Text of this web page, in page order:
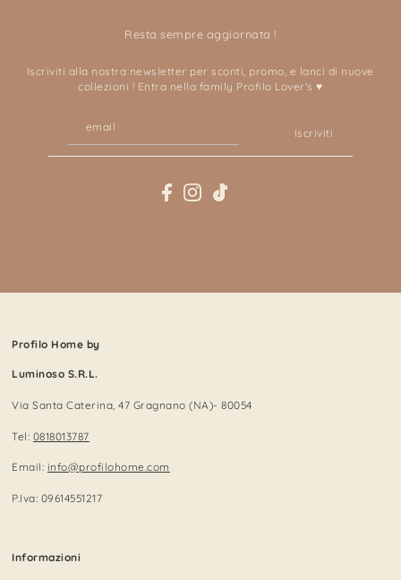
Resta sempre aggiornata !
Iscriviti alla nostra newsletter per sconti, promo, e lanci di nuove
collezioni ! Entra nella family Profilo Lover's ♥
Iscriviti
Profilo Home by
Luminoso S.R.L.
Via Santa Caterina, 47 Gragnano (NA)- 80054
Tel: 0818013787
Email: info@profilohome.com
P.Iva: 09614551217
Informazioni